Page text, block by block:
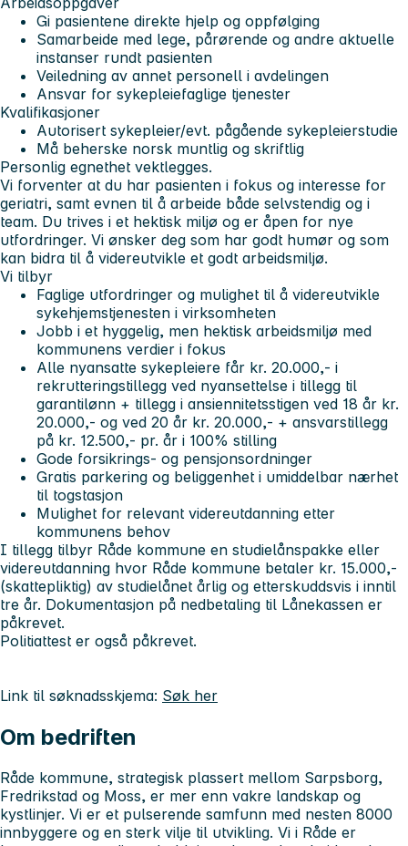
Gi pasientene direkte hjelp og oppfølging
Samarbeide med lege, pårørende og andre aktuelle
instanser rundt pasienten
Veiledning av annet personell i avdelingen
Ansvar for sykepleiefaglige tjenester
Kvalifikasjoner
Autorisert sykepleier/evt. pågående sykepleierstudie
Må beherske norsk muntlig og skriftlig
Personlig egnethet vektlegges.
Vi forventer at du har pasienten i fokus og interesse for
geriatri, samt evnen til å arbeide både selvstendig og i
team. Du trives i et hektisk miljø og er åpen for nye
utfordringer. Vi ønsker deg som har godt humør og som
kan bidra til å videreutvikle et godt arbeidsmiljø.
Vi tilbyr
Faglige utfordringer og mulighet til å videreutvikle
sykehjemstjenesten i virksomheten
Jobb i et hyggelig, men hektisk arbeidsmiljø med
kommunens verdier i fokus
Alle nyansatte sykepleiere får kr. 20.000,- i
rekrutteringstillegg ved nyansettelse i tillegg til
garantilønn + tillegg i ansiennitetsstigen ved 18 år kr.
20.000,- og ved 20 år kr. 20.000,- + ansvarstillegg
på kr. 12.500,- pr. år i 100% stilling
Gode forsikrings- og pensjonsordninger
Gratis parkering og beliggenhet i umiddelbar nærhet
til togstasjon
Mulighet for relevant videreutdanning etter
kommunens behov
I tillegg tilbyr Råde kommune en studielånspakke eller
videreutdanning hvor Råde kommune betaler kr. 15.000,-
(skattepliktig) av studielånet årlig og etterskuddsvis i inntil
tre år. Dokumentasjon på nedbetaling til Lånekassen er
påkrevet.
Politiattest er også påkrevet.
Link til søknadsskjema: Søk her
Om bedriften
Råde kommune, strategisk plassert mellom Sarpsborg,
Fredrikstad og Moss, er mer enn vakre landskap og
kystlinjer. Vi er et pulserende samfunn med nesten 8000
innbyggere og en sterk vilje til utvikling. Vi i Råde er